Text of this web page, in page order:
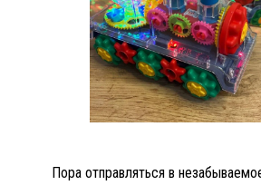
Пора отправляться в